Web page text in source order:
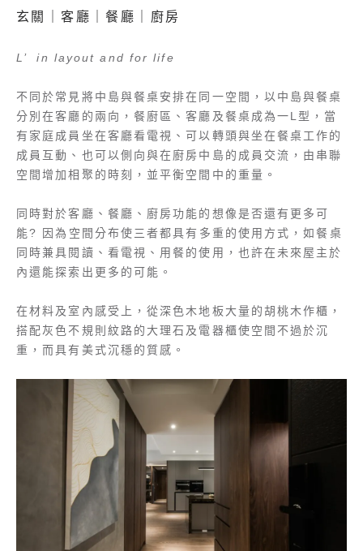
玄關｜客廳｜餐廳｜廚房
L’ ​ in layout and for life
不同於常見將中島與餐桌安排在同一空間，以中島與餐桌
分別在客廳的兩向，餐廚區、客廳及餐桌成為一L型，當
有家庭成員坐在客廳看電視、可以轉頭與坐在餐桌工作的
成員互動、也可以側向與在廚房中島的成員交流，由串聯
空間增加相聚的時刻，並平衡空間中的重量。
同時對於客廳、餐廳、廚房功能的想像是否還有更多可
能? 因為空間分布使三者都具有多重的使用方式，如餐桌
同時兼具閱讀、看電視、用餐的使用，也許在未來屋主於
內還能探索出更多的可能。
在材料及室內感受上，從深色木地板大量的胡桃木作櫃，
搭配灰色不規則紋路的大理石及電器櫃使空間不過於沉
重，而具有美式沉穩的質感。